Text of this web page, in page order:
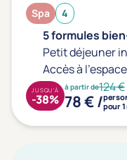
Spa 4
5 formules
Petit déjeuner
Accès à
à partir de124 €
78 € /pour
JUSQU'À
-38%